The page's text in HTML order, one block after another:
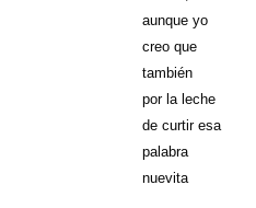
aunque yo
creo que
también
por la leche
de curtir esa
palabra
nuevita